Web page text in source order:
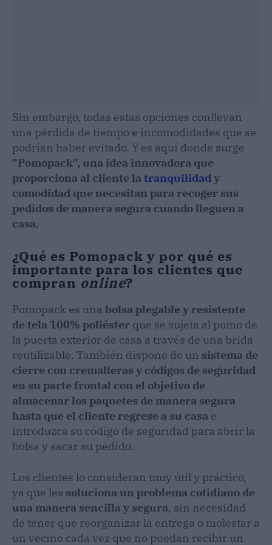
Sin embargo, todas estas opciones conllevan
una pérdida de tiempo e incomodidades que se
podrían haber evitado. Y es aquí donde surge
"Pomopack", una idea innovadora que
proporciona al cliente la tranquilidady
comodidad que necesitan para recoger sus
pedidos de manera segura cuando lleguen a
casa.
¿Qué es Pomopack y por qué es
importante para los clientes que
compran online?
Pomopack es una bolsa plegable y resistente
de tela 100% poliéster que se sujeta al pomo de
la puerta exterior de casa a través de una brida
reutilizable. También dispone de un sistema de
cierre con cremalleras y códigos de seguridad
en su parte frontal con el objetivo de
almacenar los paquetes de manera segura
hasta que el cliente regrese a su casa e
introduzca su código de seguridad para abrir la
bolsa y sacar su pedido.
Los clientes lo consideran muy útil y práctico,
ya que les soluciona un problema cotidiano de
una manera sencilla y segura, sin necesidad
de tener que reorganizar la entrega o molestar a
un vecino cada vez que no puedan recibir un